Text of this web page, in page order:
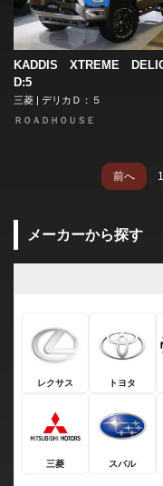
KADDIS XTREME
D:5
三菱 | デリカＤ：５
ＲＯＡＤＨＯＵＳＥ
前へ 1
メーカーから探す
レクサス トヨタ
三菱 スバル